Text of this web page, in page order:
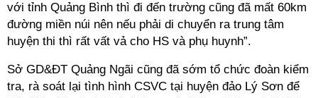
với tỉnh Quảng Bình thì đi đến trường cũng đã mất 60km
đường miền núi nên nếu phải di chuyển ra trung tâm
huyện thi thì rất vất vả cho HS và phụ huynh”.
Sở GD&ĐT Quảng Ngãi cũng đã sớm tổ chức đoàn kiểm
tra, rà soát lại tình hình CSVC tại huyện đảo Lý Sơn để